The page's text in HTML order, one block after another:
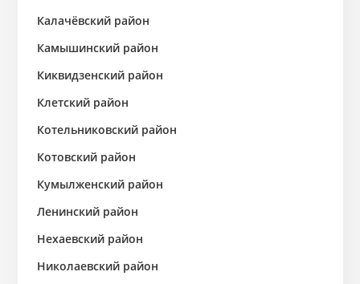
Калачёвский район
Камышинский район
Киквидзенский район
Клетский район
Котельниковский район
Котовский район
Кумылженский район
Ленинский район
Нехаевский район
Николаевский район